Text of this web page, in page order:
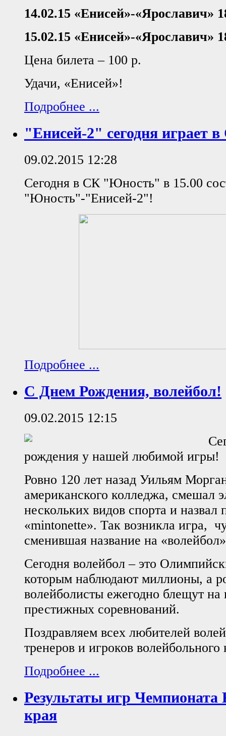
14.02.15 «Енисей»-«Ярославич»
15.02.15 «Енисей»-«Ярославич»
Цена билета – 100 р.
Удачи, «Енисей»!
Подробнее ...
"Енисей-2" сегодня
09.02.2015 12:28
Сегодня в СК "Юность" в 15.00
"Юность"-"Енисей-2"!
Подробнее ...
С Днем Рождения, волейбол!
09.02.2015 12:15
рождения у нашей любимой игры!
Ровно 120 лет назад Уильям
американского колледжа, смешал
нескольких видов спорта и
«mintonette». Так возникла игра,
сменившая название на
Сегодня волейбол – это
которым наблюдают миллионы, а
волейболисты ежегодно блещут на
престижных соревнований.
Поздравляем всех любителей
тренеров и игроков
Подробнее ...
Результаты игр Чемпионата
края